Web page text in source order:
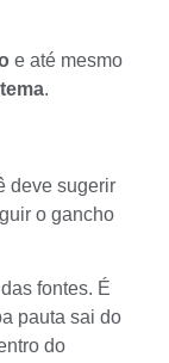
e até mesmo
.
deve sugerir
o gancho
fontes. É
pauta sai do
do